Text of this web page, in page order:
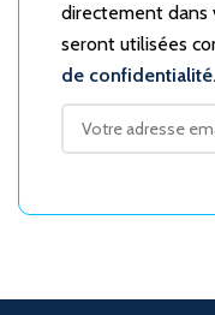
directement dans
seront utilisées
de confidentialité.